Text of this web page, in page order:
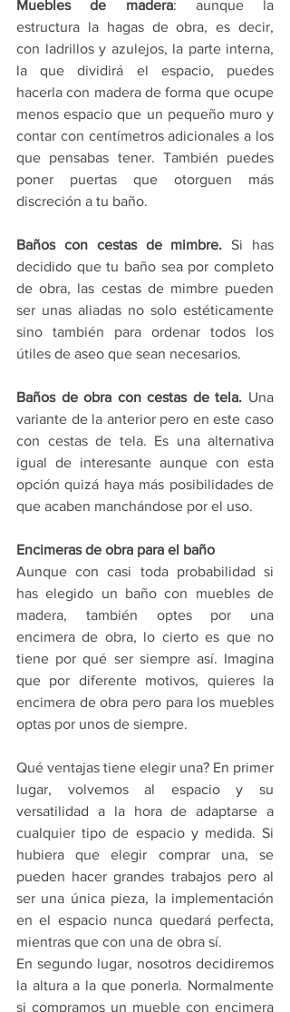
Muebles de madera: aunque la
estructura la hagas de obra, es decir,
con ladrillos y azulejos, la parte interna,
la que dividirá el espacio, puedes
hacerla con madera de forma que ocupe
menos espacio que un pequeño muro y
contar con centímetros adicionales a los
que pensabas tener. También puedes
poner puertas que otorguen más
discreción a tu baño.
Baños con cestas de mimbre. Si has
decidido que tu baño sea por completo
de obra, las cestas de mimbre pueden
ser unas aliadas no solo estéticamente
sino también para ordenar todos los
útiles de aseo que sean necesarios.
Baños de obra con cestas de tela. Una
variante de la anterior pero en este caso
con cestas de tela. Es una alternativa
igual de interesante aunque con esta
opción quizá haya más posibilidades de
que acaben manchándose por el uso.
Encimeras de obra para el baño
Aunque con casi toda probabilidad si
has elegido un baño con muebles de
madera, también optes por una
encimera de obra, lo cierto es que no
tiene por qué ser siempre así. Imagina
que por diferente motivos, quieres la
encimera de obra pero para los muebles
optas por unos de siempre.
Qué ventajas tiene elegir una? En primer
lugar, volvemos al espacio y su
versatilidad a la hora de adaptarse a
cualquier tipo de espacio y medida. Si
hubiera que elegir comprar una, se
pueden hacer grandes trabajos pero al
ser una única pieza, la implementación
en el espacio nunca quedará perfecta,
mientras que con una de obra sí.
En segundo lugar, nosotros decidiremos
la altura a la que ponerla. Normalmente
si compramos un mueble con encimera